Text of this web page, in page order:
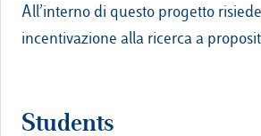
All’interno di questo progetto
incentivazione alla ricerca a
Students